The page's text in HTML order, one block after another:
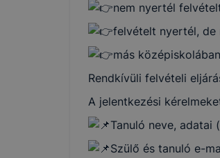
nem nyertél
felvételt nyertél, de
más
Rendkívüli felvételi
A jelentkezési
Tanuló neve, adatai
Szülő és tanuló e-